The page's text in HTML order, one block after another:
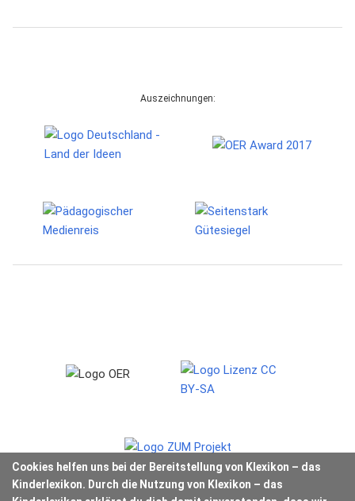
Cookies helfen uns bei der Bereitstellung von Klexikon – das
Kinderlexikon. Durch die Nutzung von Klexikon – das
Auszeichnungen: